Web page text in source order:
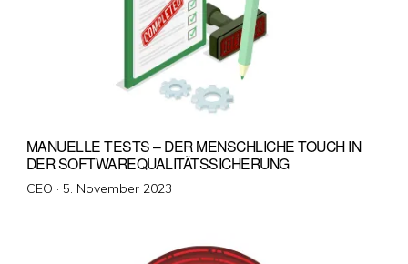
MANUELLE TESTS – DER MENSCHLICHE TOUCH IN
DER SOFTWAREQUALITÄTSSICHERUNG
CEO · Veröffentlicht
5. November 2023